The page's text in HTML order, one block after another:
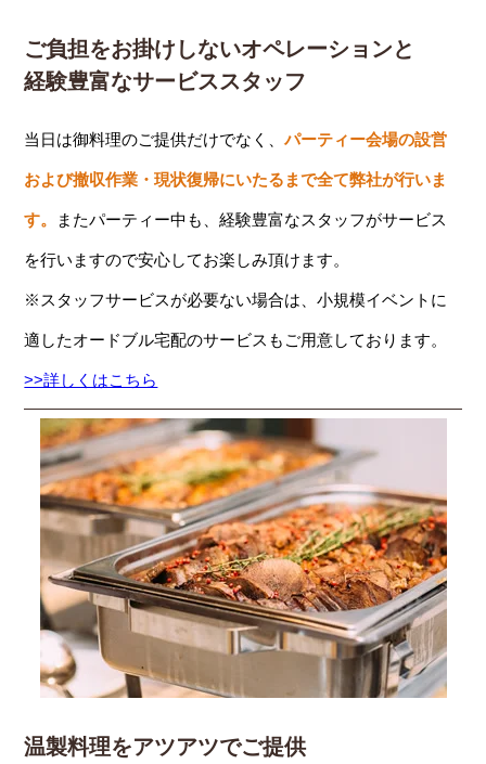
ご負担をお掛けしないオペレーションと
経験豊富なサービススタッフ
当日は御料理のご提供だけでなく、パーティー会場の設営
および撤収作業・現状復帰にいたるまで全て弊社が行いま
す。 またパーティー中も、経験豊富なスタッフがサービス
を行いますので安心してお楽しみ頂けます。
※スタッフサービスが必要ない場合は、小規模イベントに
適したオードブル宅配のサービスもご用意しております。
>>詳しくはこちら
温製料理をアツアツでご提供